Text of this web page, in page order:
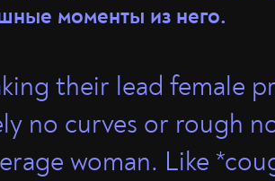
моменты из него.
their lead female
no curves or rough
woman. Like